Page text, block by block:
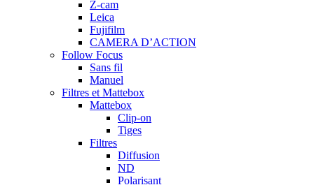
Z-cam
Leica
Fujifilm
CAMERA D’ACTION
Follow Focus
Sans fil
Manuel
Filtres et Mattebox
Mattebox
Clip-on
Tiges
Filtres
Diffusion
ND
Polarisant